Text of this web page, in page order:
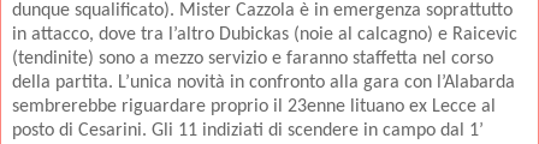
dunque squalificato). Mister Cazzola è in emergenza soprattutto
in attacco, dove tra l’altro Dubickas (noie al calcagno) e Raicevic
(tendinite) sono a mezzo servizio e faranno staffetta nel corso
della partita. L’unica novità in confronto alla gara con l’Alabarda
sembrerebbe riguardare proprio il 23enne lituano ex Lecce al
posto di Cesarini. Gli 11 indiziati di scendere in campo dal 1’